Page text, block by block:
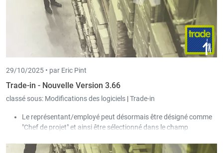
29/10/2025 • par Eric Pint
Trade-in - Nouvelle Version 3.66
classé sous: Modifications des logiciels |Trade-in
Le représentant/employé peut désormais être désigné comme
"Chef de projet" et ainsi être sélectionné dans le champ
Dans la signalétique maître des articles, un nouveau champ